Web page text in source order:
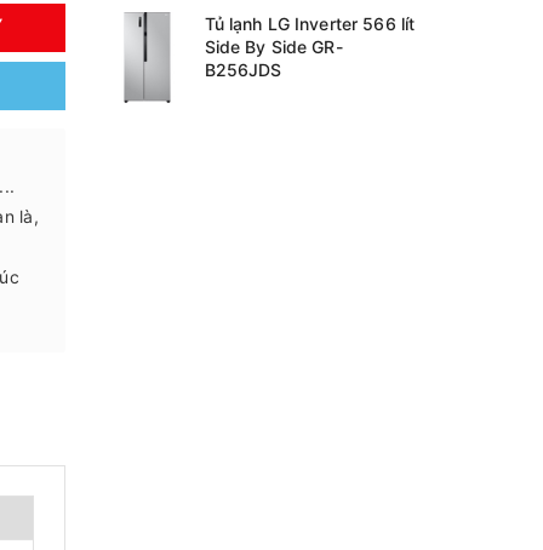
là,
Tủ lạnh LG Inverter 566 lít
Side By Side GR-
B256JDS